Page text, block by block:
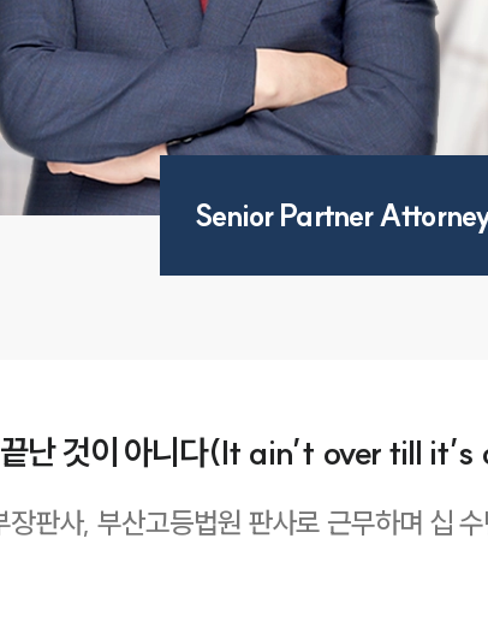
Senior Partner
난 것이 아니다(It ain’t over till
장판사, 부산고등법원 판사로 근무하며 십